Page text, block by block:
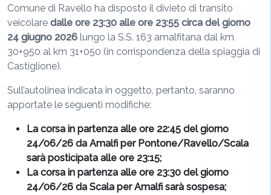
Comune di Ravello ha disposto il divieto di transito
veicolare dalle ore 23:30 alle ore 23:55 circa del giorno
24 giugno 2026 lungo la S.S. 163 amalfitana dal km
30+950 al km 31+050 (in corrispondenza della spiaggia di
Castiglione).
Sull’autolinea indicata in oggetto, pertanto, saranno
apportate le seguenti modifiche:
La corsa in partenza alle ore 22:45 del giorno
24/06/26 da Amalfi per Pontone/Ravello/Scala
sarà posticipata alle ore 23:15;
La corsa in partenza alle ore 23:30 del giorno
24/06/26 da Scala per Amalfi sarà sospesa;